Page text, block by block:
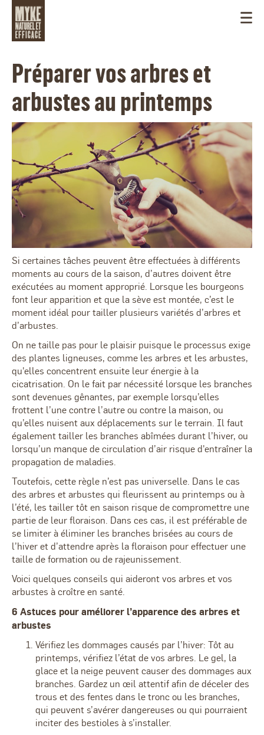
Préparer vos arbres et
arbustes au printemps
Si certaines tâches peuvent être effectuées à différents
moments au cours de la saison, d’autres doivent être
exécutées au moment approprié. Lorsque les bourgeons
font leur apparition et que la sève est montée, c’est le
moment idéal pour tailler plusieurs variétés d’arbres et
d’arbustes.
On ne taille pas pour le plaisir puisque le processus exige
des plantes ligneuses, comme les arbres et les arbustes,
qu'elles concentrent ensuite leur énergie à la
cicatrisation. On le fait par nécessité lorsque les branches
sont devenues gênantes, par exemple lorsqu’elles
frottent l’une contre l’autre ou contre la maison, ou
qu’elles nuisent aux déplacements sur le terrain. Il faut
également tailler les branches abîmées durant l’hiver, ou
lorsqu’un manque de circulation d’air risque d'entraîner la
propagation de maladies.
Toutefois, cette règle n’est pas universelle. Dans le cas
des arbres et arbustes qui fleurissent au printemps ou à
l’été, les tailler tôt en saison risque de compromettre une
partie de leur floraison. Dans ces cas, il est préférable de
se limiter à éliminer les branches brisées au cours de
l’hiver et d’attendre après la floraison pour effectuer une
taille de formation ou de rajeunissement.
Voici quelques conseils qui aideront vos arbres et vos
arbustes à croître en santé.
6 Astuces pour améliorer l’apparence des arbres et
arbustes
Vérifiez les dommages causés par l’hiver: Tôt au
printemps, vérifiez l’état de vos arbres. Le gel, la
glace et la neige peuvent causer des dommages aux
branches. Gardez un œil attentif afin de déceler des
trous et des fentes dans le tronc ou les branches,
qui peuvent s’avérer dangereuses ou qui pourraient
inciter des bestioles à s’installer.